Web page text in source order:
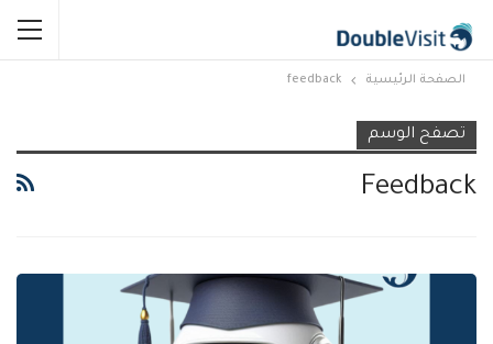
الصفحة الرئيسية feedback
تصفح الوسم
Feedback